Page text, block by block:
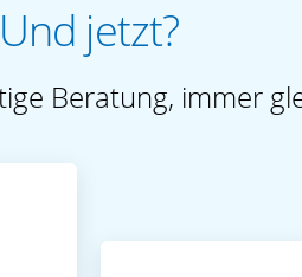
Und jetzt?
Beratung, immer